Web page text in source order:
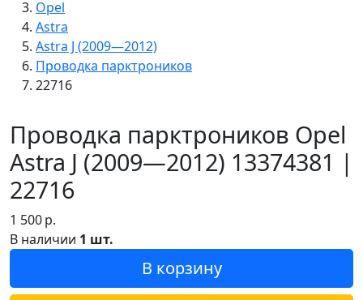
Opel
Astra
Astra J (2009—2012)
Проводка парктроников
22716
Проводка парктроников Opel
Astra J (2009—2012) 13374381 |
22716
1 500р.
В наличии 1 шт.
В корзину